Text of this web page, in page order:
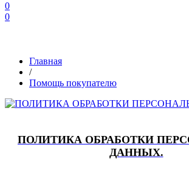
0
0
Главная
/
Помощь покупателю
ПОЛИТИКА ОБРАБОТКИ
ДАННЫХ.